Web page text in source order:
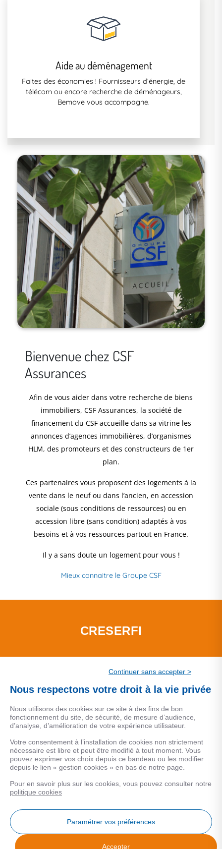
Aide au déménagement
Faites des économies ! Fournisseurs d’énergie, de
télécom ou encore recherche de déménageurs,
Bemove vous accompagne.
Bienvenue chez CSF
Assurances
Afin de vous aider dans votre recherche de biens
immobiliers, CSF Assurances, la société de
financement du CSF accueille dans sa vitrine les
annonces d’agences immobilières, d’organismes
HLM, des promoteurs et des constructeurs de 1er
plan.
Ces partenaires vous proposent des logements à la
vente dans le neuf ou dans l’ancien, en accession
sociale (sous conditions de ressources) ou en
accession libre (sans condition) adaptés à vos
besoins et à vos ressources partout en France.
Il y a sans doute un logement pour vous !
Mieux connaitre le Groupe CSF
CRESERFI
La société de financement du CSF
CSF PATRIMOINE
Le service de conseil en gestion de patrimoine du Groupe
CSF.
MENTIONS LEGALES
Continuer sans accepter >
Nous respectons votre droit à la vie privée
Nous utilisons des cookies sur ce site à des fins de bon
fonctionnement du site, de sécurité, de mesure d’audience,
d’analyse, d’amélioration de votre expérience utilisateur.
Votre consentement à l’installation de cookies non strictement
nécessaire est libre et peut être modifié à tout moment. Vous
pouvez exprimer vos choix depuis ce bandeau ou les modifier
depuis le lien « gestion cookies » en bas de notre page.
Pour en savoir plus sur les cookies, vous pouvez consulter notre
politique cookies
Paramétrer vos préférences
Accepter